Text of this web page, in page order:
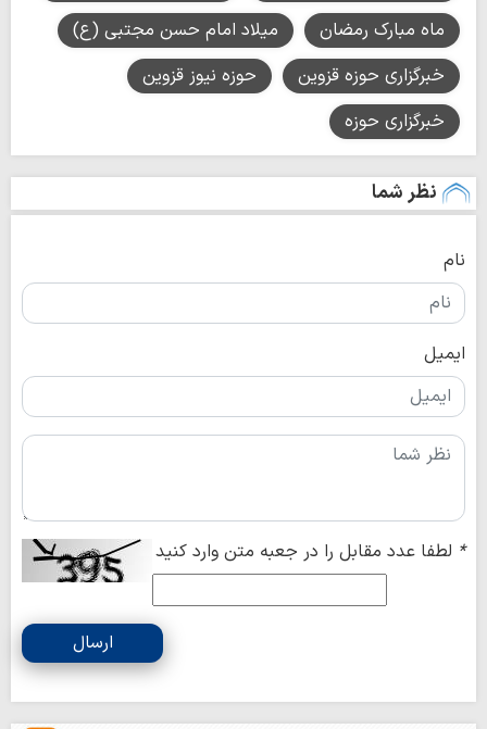
ماه مبارک رمضان
میلاد امام حسن مجتبی (ع)
خبرگزاری حوزه قزوین
حوزه نیوز قزوین
خبرگزاری حوزه
نظر شما
نام
ایمیل
* لطفا عدد مقابل را در جعبه متن وارد کنید
ارسال